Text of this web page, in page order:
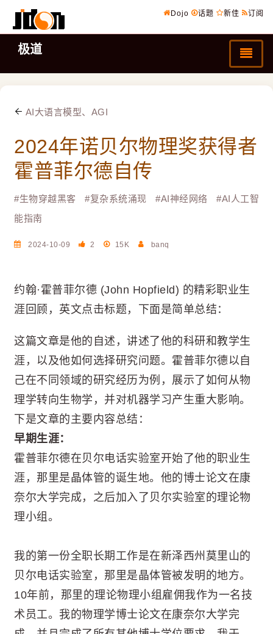
Dojo 话题 新佳 订阅
极道
AI大语言模型、AGI
2024年诺贝尔物理奖获得者
霍普菲尔德自传
#生物穿越黑客 #复杂系统涌现 #AI神经网络 #AI人工智
能指南
2024-10-09 2 15K banq
约翰·霍普菲尔德 (John Hopfield) 的精彩职业生
涯回顾，英文点击标题，下面是简单总结：
这篇文章是他的自述，讲述了他的科研和教学生
涯，以及他如何选择研究问题。霍普菲尔德以自
己在不同领域的研究经历为例，展示了如何从物
理学转向生物学，并对机器学习产生重大影响。
下是文章的主要内容总结：
早期生涯：
霍普菲尔德在贝尔电话实验室开始了他的职业生
涯，那里是晶体管的诞生地。他的博士论文在康
奈尔大学完成，之后加入了贝尔实验室的理论物
理小组。
我的第一份全职长期工作是在新泽西州莫里山的
贝尔电话实验室，那里是晶体管被发明的地方。
10年前，那里的理论物理小组雇佣我作为一名技
术员工。我的物理学博士论文在康奈尔大学完